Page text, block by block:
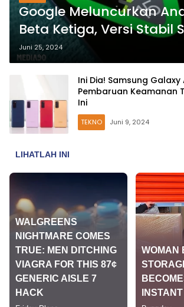
Google Meluncurkan
Beta Ketiga, Versi Stabil
Menyusul
Juni 25, 2024
Ini Dia! Samsung
Pembaruan Keamanan
Ini
TEKNO Juni 9, 2024